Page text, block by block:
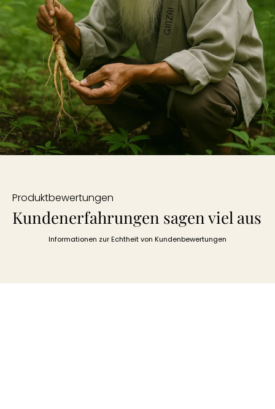
Produktbewertungen
Kundenerfahrungen sagen viel aus
Informationen zur Echtheit von Kundenbewertungen